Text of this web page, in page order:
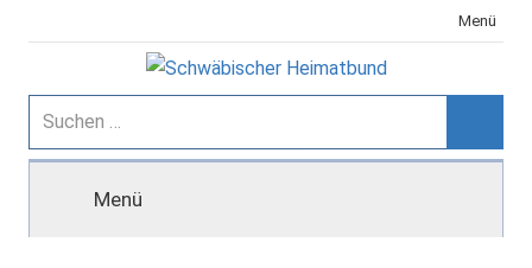
Inhalt
Menü
Schwäbischer
Heimatbund
Suchen
nach:
Menü